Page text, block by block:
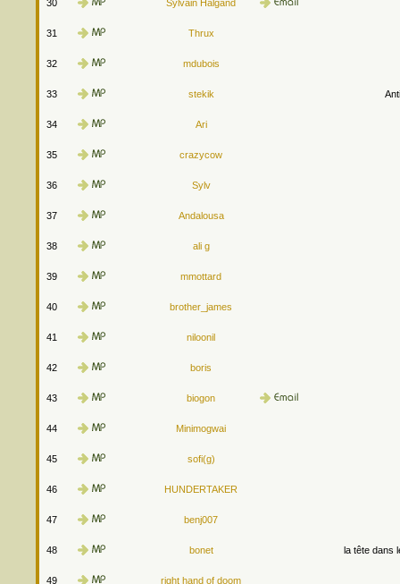
30 Sylvain Halgand
31 Thrux
32 mdubois
33 stekik
34 Ari
35 crazycow
36 Sylv
37 Andalousa
38 ali g
39 mmottard
40 brother_james
41 niloonil
42 boris
43 biogon
44 Minimogwai
45 sofi(g)
46 HUNDERTAKER
47 benj007
48 bonet la tête dans
49 right hand of doom